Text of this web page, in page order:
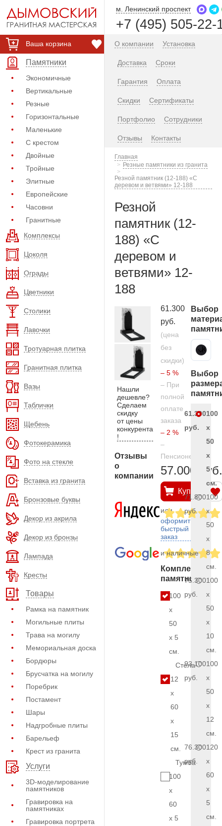
Ваша корзина
Памятники
Экономичные
Вертикальные
Резные
Горизонтальные
Маленькие
С крестом
Двойные
Тройные
Элитные
Европейские
Часовни
Гранитные
Комплексы
Цоколя
Ограды
Цветники
Столики
Лавочки
Тротуарная плитка
Гранитная плитка
Вазы
Таблички
Щебень
Фотокерамика
Фото на стекле
Вставка из гранита
Бронзовые буквы
Декор из акрила
Декор из бронзы
Лампада
Кресты
Товары
Рамка на памятник
Могильные плиты
Трава на могилу
Мемориальная доска
Бордюры
Брусчатка на могилу
Поребрик
Постамент
Шары
Надгробные плиты
Барельеф
Крест из гранита
Услуги
3D-моделирование
памятников
Гравировка на
памятниках
Гравировка портрета
м. Ленинский проспект
+7 (495) 505-22-
О компании Установка
Доставка Сроки
Гарантия Оплата
Скидки Сертификаты
Портфолио Сотрудники
Отзывы Контакты
Главная
Резные памятники из гранита
Резной памятник (12-188) «С
деревом и ветвями» 12-188
Резной
памятник (12-
188) «С
деревом и
ветвями» 12-
188
Нашли
дешевле?
Сделаем
скидку
от цены
конкурента
!
Отзывы
о
компании
61.300
руб.
(цена
без
скидки)
– 5 %
– При
полной
оплате
заказа
– 2 %
–
Пенсионерам
57.000 руб.
Купить
или
оформить
быстрый
заказ
и наличные
Комплект
памятника
100
x
50
x 5
см.
Стела
12
x
60
x
15
см.
Тумба
100
x
60
x 5
Выбор
Карельский гранит
Выбор
61.300
руб.
100
x
50
x
5
см.
71.800
руб.
100
x
50
x
8
см.
75.300
руб.
100
x
50
x
10
см.
93.100
руб.
100
x
50
x
12
см.
76.300
руб.
120
x
60
x
5
см.